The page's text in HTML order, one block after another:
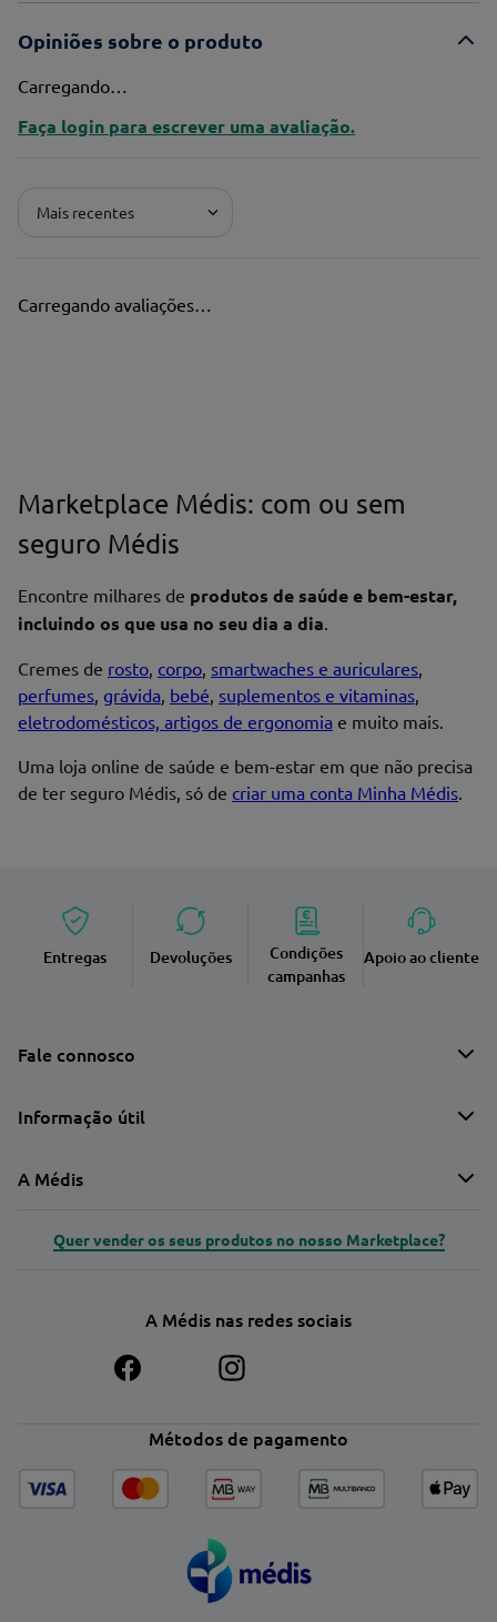
Opiniões sobre o produto
Carregando…
Faça login para escrever uma avaliação.
Mais recentes
Carregando avaliações…
Marketplace Médis: com ou sem
seguro Médis
Encontre milhares de produtos de saúde e bem-estar,
incluindo os que usa no seu dia a dia.
Cremes de rosto, corpo, smartwaches e auriculares,
perfumes, grávida, bebé, suplementos e vitaminas,
eletrodomésticos, artigos de ergonomia e muito mais.
Uma loja online de saúde e bem-estar em que não precisa
de ter seguro Médis, só de criar uma conta Minha Médis.
Entregas Devoluções
Condições
campanhas
Apoio ao cliente
Fale connosco
Informação útil
A Médis
Quer vender os seus produtos no nosso Marketplace?
A Médis nas redes sociais
Métodos de pagamento